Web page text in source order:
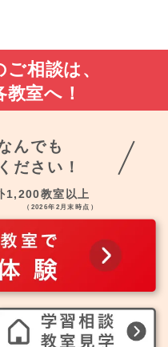
相談は、
室へ！
んでも
ださい！
1,200教室以上
（2026年2月末時点）